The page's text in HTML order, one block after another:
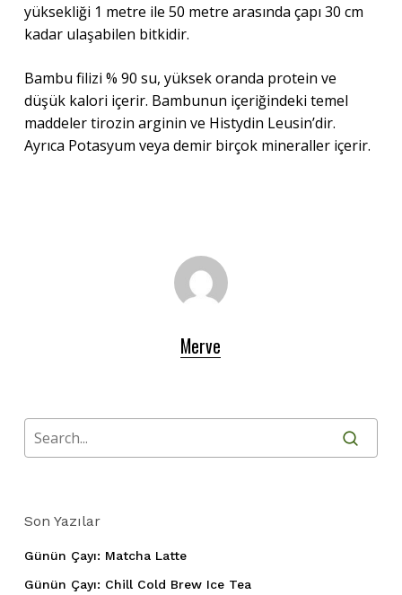
yüksekliği 1 metre ile 50 metre arasında çapı 30 cm
kadar ulaşabilen bitkidir.
Bambu filizi % 90 su, yüksek oranda protein ve
düşük kalori içerir. Bambunun içeriğindeki temel
maddeler tirozin arginin ve Histydin Leusin’dir.
Ayrıca Potasyum veya demir birçok mineraller içerir.
Merve
Son Yazılar
Günün Çayı: Matcha Latte
Günün Çayı: Chill Cold Brew Ice Tea